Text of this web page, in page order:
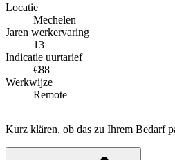
Locatie
Mechelen
Jaren werkervaring
13
Indicatie uurtarief
€88
Werkwijze
Remote
Kurz klären, ob das zu Ihrem Bedarf